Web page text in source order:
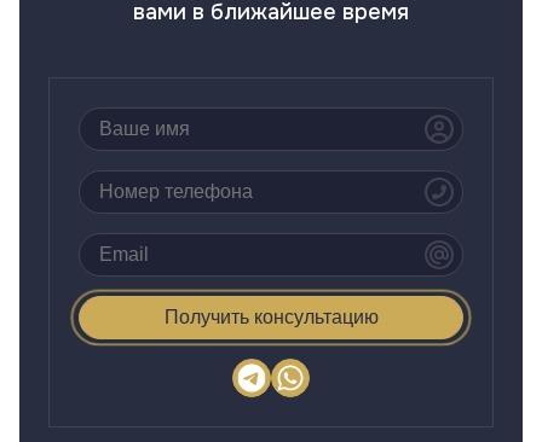
вами в ближайшее время
Получить консультацию